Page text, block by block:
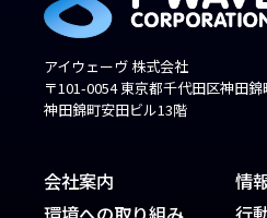
アイウェーヴ 株式会社
〒101-0054 東京都千代田区神田
神田錦町安田ビル13階
会社案内
情